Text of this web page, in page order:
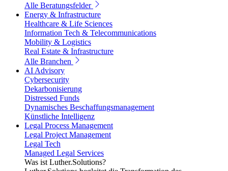
Alle Beratungsfelder
Energy & Infrastructure
Healthcare & Life Sciences
Information Tech & Telecommunications
Mobility & Logistics
Real Estate & Infrastructure
Alle Branchen
AI Advisory
Cybersecurity
Dekarbonisierung
Distressed Funds
Dynamisches Beschaffungsmanagement
Künstliche Intelligenz
Legal Process Management
Legal Project Management
Legal Tech
Managed Legal Services
Was ist Luther.Solutions?